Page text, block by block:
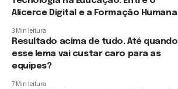
Alicerce Digital e a Formação Humana
3 Min leitura
Resultado acima de tudo. Até quando
esse lema vai custar caro para as
equipes?
7 Min leitura